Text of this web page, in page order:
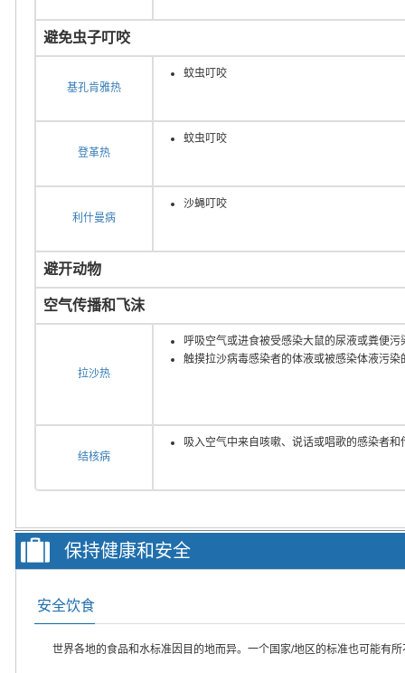
避免虫子叮咬
基孔肯雅热
蚊虫叮咬
登革热
蚊虫叮咬
利什曼病
沙蝇叮咬
避开动物
空气传播和飞沫
拉沙热
呼吸空气或进食被受感染大鼠的尿液或粪便污
触摸拉沙病毒感染者的体液或被感染体液污染
结核病
吸入空气中来自咳嗽、说话或唱歌的感染者
保持健康和安全
安全饮食
世界各地的食品和水标准因目的地而异。一个国家/地区的标准也可能有